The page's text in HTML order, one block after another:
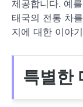
제공합니다. 예
태국의 전통 차
지에 대한 이야
특별한